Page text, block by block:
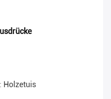
Holzetuis